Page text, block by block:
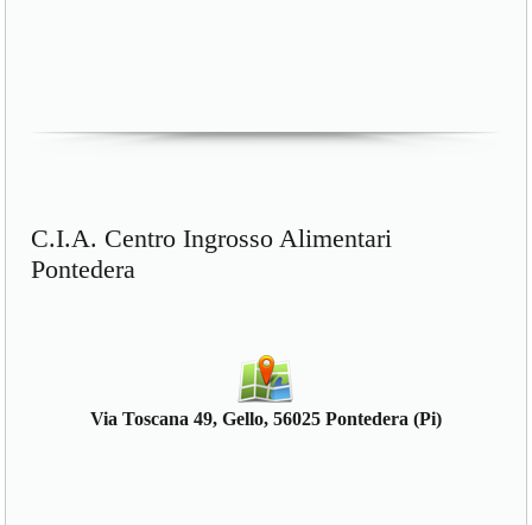
C.I.A. Centro Ingrosso Alimentari
Pontedera
Via Toscana 49, Gello, 56025 Pontedera (Pi)